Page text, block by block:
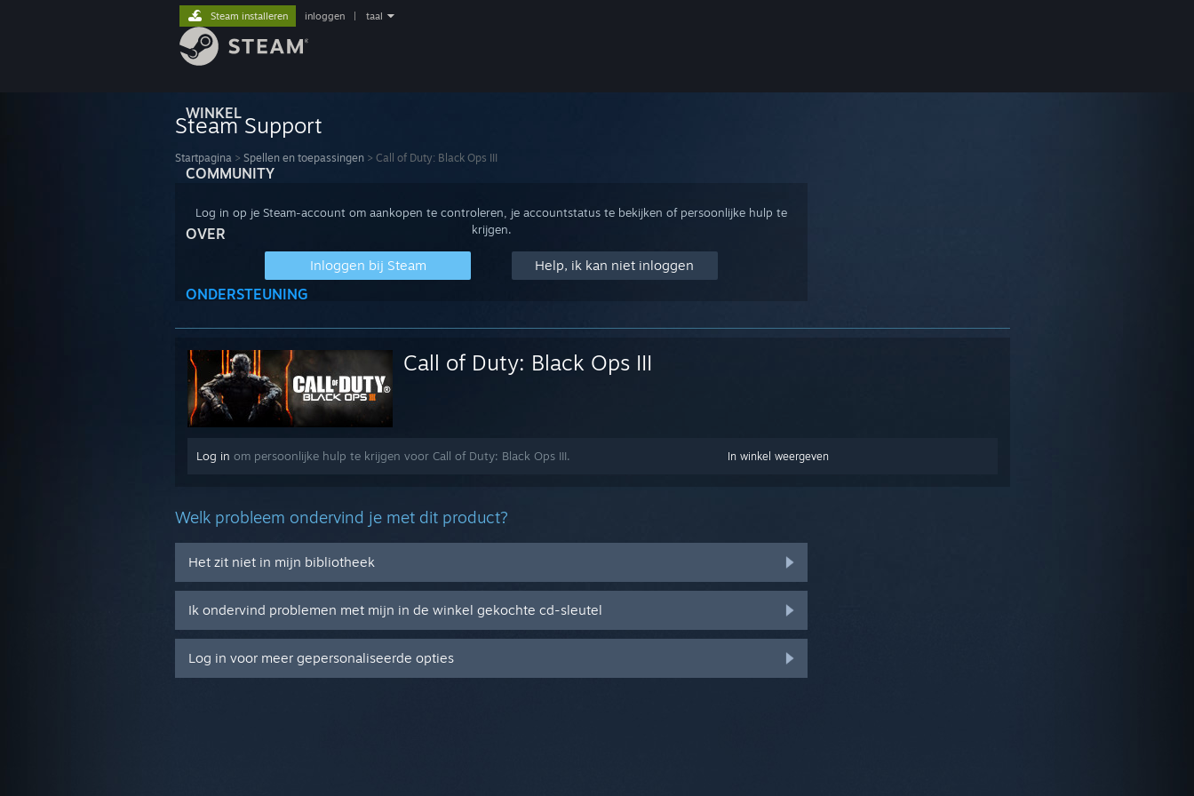
WINKEL
COMMUNITY
OVER
ONDERSTEUNING
Steam installeren inloggen taal
Steam Support
Startpagina > Spellen en toepassingen > Call of Duty: Black Ops III
Log in op je Steam-account om aankopen te controleren, je accountstatus te bekijken of persoonlijke hulp te
krijgen.
Inloggen bij Steam Help, ik kan niet inloggen
Call of Duty: Black Ops III
In winkel weergeven
Log in om persoonlijke hulp te krijgen voor Call of Duty: Black Ops III.
Welk probleem ondervind je met dit product?
Het zit niet in mijn bibliotheek
Ik ondervind problemen met mijn in de winkel gekochte cd-sleutel
Log in voor meer gepersonaliseerde opties